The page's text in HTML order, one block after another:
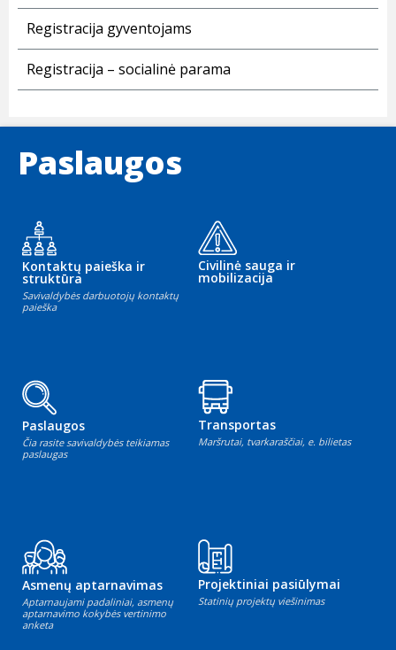
Registracija gyventojams
Registracija – socialinė parama
Paslaugos
Kontaktų paieška ir
struktūra
Savivaldybės darbuotojų kontaktų
paieška
Civilinė sauga ir
mobilizacija
Paslaugos
Čia rasite savivaldybės teikiamas
paslaugas
Transportas
Maršrutai, tvarkaraščiai, e. bilietas
Asmenų aptarnavimas
Aptarnaujami padaliniai, asmenų
aptarnavimo kokybės vertinimo
anketa
Projektiniai pasiūlymai
Statinių projektų viešinimas